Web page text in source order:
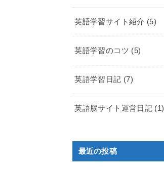
英語学習サイト紹介 (5)
英語学習のコツ (5)
英語学習日記 (7)
英語脳サイト運営日記 (1)
最近の投稿